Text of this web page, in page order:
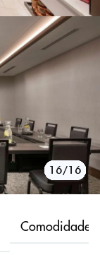
1/16
2/16
3/16
4/16
5/16
6/16
7/16
8/16
9/16
10/16
11/16
12/16
13/16
14/16
15/16
16/16
Comodidades